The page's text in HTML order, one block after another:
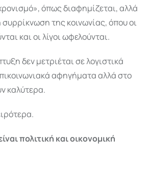
όπως διαφημίζεται, αλλά
της κοινωνίας, όπου οι
και οι λίγοι ωφελούνται.
δεν μετριέται σε λογιστικά
αφηγήματα αλλά στο
καλύτερα.
πολιτική και οικονομική